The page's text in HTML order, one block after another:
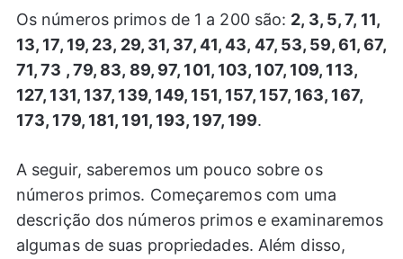
Os números primos de 1 a 200 são: 2, 3, 5, 7, 11,
13, 17, 19, 23, 29, 31, 37, 41, 43, 47, 53, 59, 61, 67,
71, 73 , 79, 83, 89, 97, 101, 103, 107, 109, 113,
127, 131, 137, 139, 149, 151, 157, 157, 163, 167,
173, 179, 181, 191, 193, 197, 199.
A seguir, saberemos um pouco sobre os
números primos. Começaremos com uma
descrição dos números primos e examinaremos
algumas de suas propriedades. Além disso,